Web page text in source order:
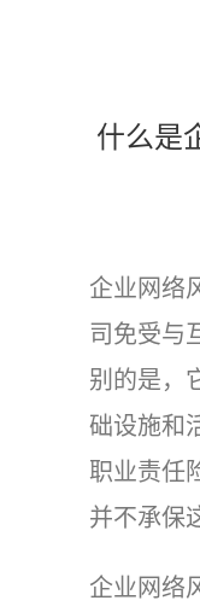
什么是
企业网络
司免受与
别的是，
础设施和
职业责任
并不承保
企业网络